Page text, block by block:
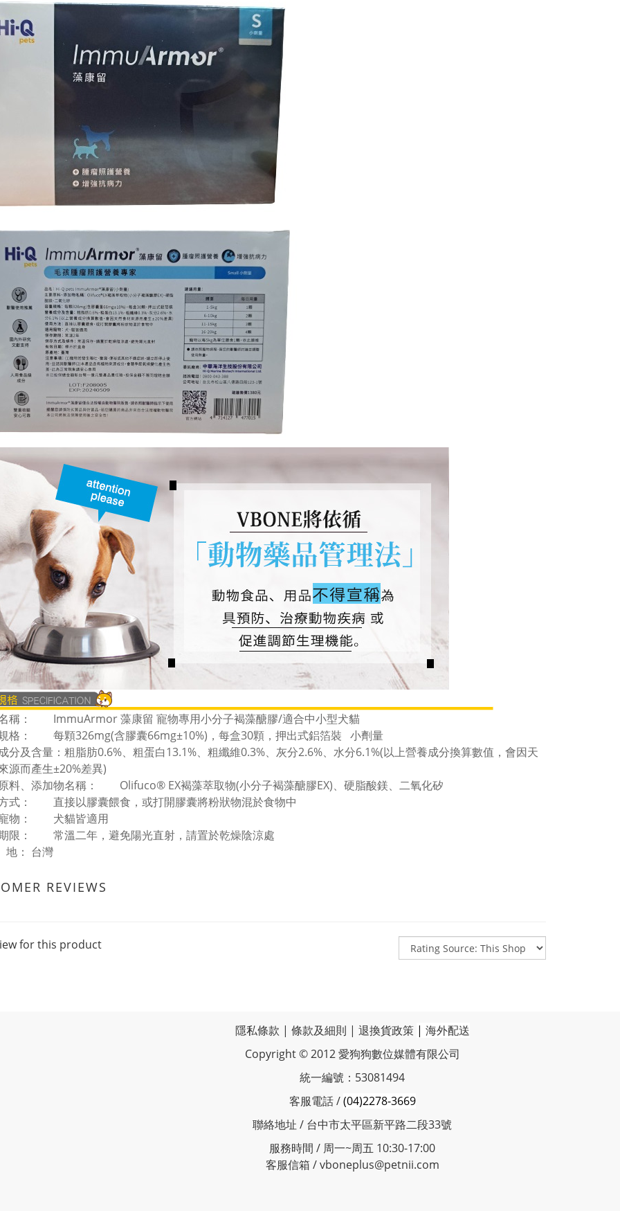
稱：
ImmuArmor 藻康留 寵物專用小分子褐藻醣膠/適合中小型犬貓
格：
每顆326mg(含膠囊66mg±10%)，每盒30顆，押出式鋁箔裝 小劑量
分及含量：粗脂肪0.6%、粗蛋白13.1%、粗纖維0.3%、灰分2.6%、水分6.1%(以上營養成分換算數值，會因天
源而產生±20%差異)
料、添加物名稱：
Olifuco® EX褐藻萃取物(小分子褐藻醣膠EX)、硬脂酸鎂、二氧化矽
式：
直接以膠囊餵食，或打開膠囊將粉狀物混於食物中
物：
犬貓皆適用
限：
常溫二年，避免陽光直射，請置於乾燥陰涼處
： 台灣
REVIEWS
for this product
隱私條款 | 條款及細則 | 退換貨政策 | 海外配送
Copyright © 2012 愛狗狗數位媒體有限公司
統一編號：53081494
客服電話 /(04)2278-3669
聯絡地址 / 台中市太平區新平路二段33號
服務時間 / 周一~周五 10:30-17:00
客服信箱 / vboneplus@petnii.com